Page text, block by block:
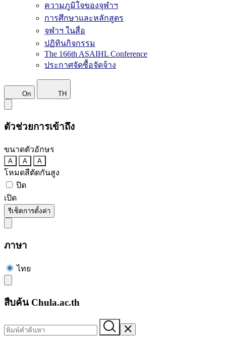
ความภูมิใจของจุฬาฯ
การศึกษาและหลักสูตร
จุฬาฯ ในสื่อ
ปฏิทินกิจกรรม
The 166th ASAIHL Conference
ประกาศจัดซื้อจัดจ้าง
On TH
ตัวช่วยการเข้าถึง
ขนาดตัวอักษร
A A A
โหมดสีตัดกันสูง
ปิด
เปิด
รีเซ็ตการตั้งค่า
ภาษา
ไทย
สืบค้น Chula.ac.th